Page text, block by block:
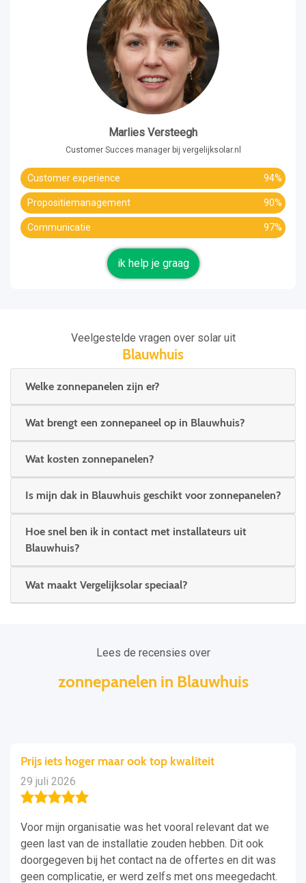
Marlies Versteegh
Customer Succes manager bij vergelijksolar.nl
Customer experience 94%
Propositiemanagement 90%
Communicatie 97%
ik help je graag
Veelgestelde vragen over solar uit
Blauwhuis
Welke zonnepanelen zijn er?
Wat brengt een zonnepaneel op in Blauwhuis?
Wat kosten zonnepanelen?
Is mijn dak in Blauwhuis geschikt voor zonnepanelen?
Hoe snel ben ik in contact met installateurs uit
Blauwhuis?
Wat maakt Vergelijksolar speciaal?
Lees de recensies over
zonnepanelen in Blauwhuis
Prijs iets hoger maar ook top kwaliteit
29 juli 2026
Voor mijn organisatie was het vooral relevant dat we
geen last van de installatie zouden hebben. Dit ook
doorgegeven bij het contact na de offertes en dit was
geen complicatie, er werd zelfs met ons meegedacht.